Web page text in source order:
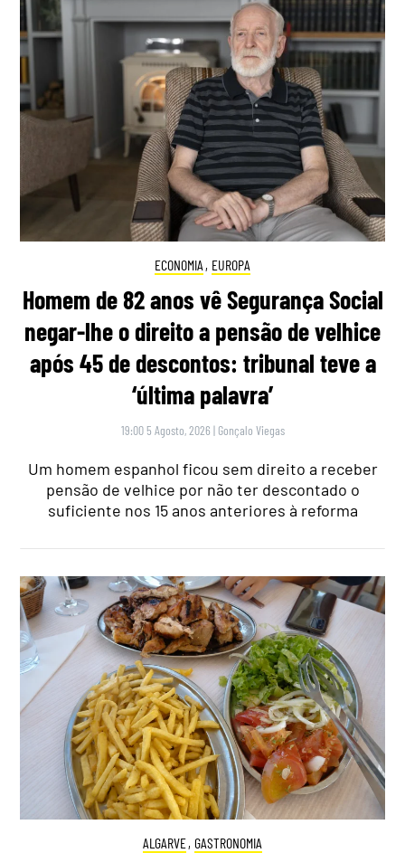
ECONOMIA , EUROPA
Homem de 82 anos vê Segurança Social
negar-lhe o direito a pensão de velhice
após 45 de descontos: tribunal teve a
‘última palavra’
19:00 5 Agosto, 2026 | Gonçalo Viegas
Um homem espanhol ficou sem direito a receber
pensão de velhice por não ter descontado o
suficiente nos 15 anos anteriores à reforma
ALGARVE, GASTRONOMIA